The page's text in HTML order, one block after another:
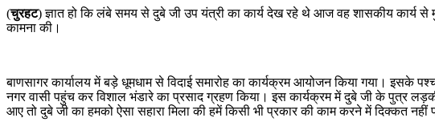
(चुरहट) ज्ञात हो कि लंबे समय से दुबे जी उप यंत्री का कार्य देख रहे थे आज वह शासकीय कार्य से
कामना की।
बाणसागर कार्यालय में बड़े धूमधाम से विदाई समारोह का कार्यक्रम आयोजन किया गया। इसके
नगर वासी पहुंच कर विशाल भंडारे का प्रसाद ग्रहण किया। इस कार्यक्रम में दुबे जी के पुत्र
आए तो दुबे जी का हमको ऐसा सहारा मिला की हमें किसी भी प्रकार की काम करने में दिक्कत